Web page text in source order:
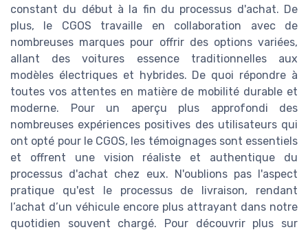
constant du début à la fin du processus d'achat. De
plus, le CGOS travaille en collaboration avec de
nombreuses marques pour offrir des options variées,
allant des voitures essence traditionnelles aux
modèles électriques et hybrides. De quoi répondre à
toutes vos attentes en matière de mobilité durable et
moderne. Pour un aperçu plus approfondi des
nombreuses expériences positives des utilisateurs qui
ont opté pour le CGOS, les témoignages sont essentiels
et offrent une vision réaliste et authentique du
processus d'achat chez eux. N'oublions pas l'aspect
pratique qu'est le processus de livraison, rendant
l’achat d’un véhicule encore plus attrayant dans notre
quotidien souvent chargé. Pour découvrir plus sur